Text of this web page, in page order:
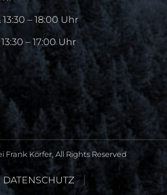
13:30 – 18:00 Uhr
– 17:00 Uhr
Frank Körfer, All Rights Reserved
DATENSCHUTZ